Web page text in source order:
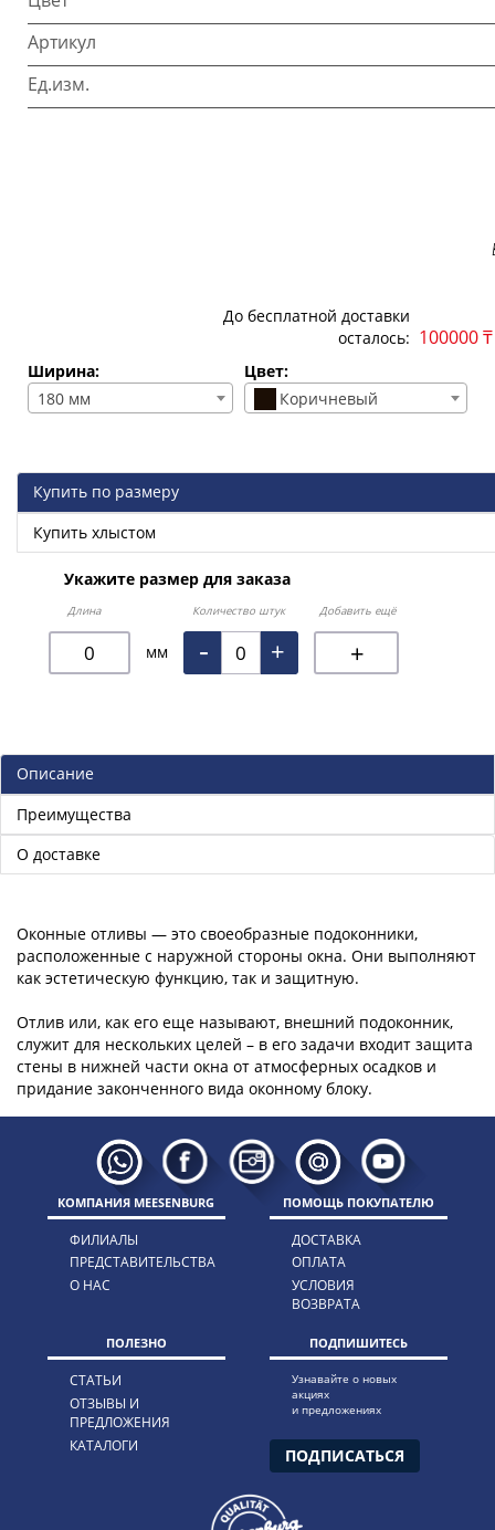
Артикул
Ед.изм.
До бесплатной доставки
осталось: 100000 ₸
Ширина:
180 мм
Цвет:
Коричневый
Купить по размеру
Купить хлыстом
Укажите размер для заказа
Длина Количество штук Добавить ещё
мм - + +
Описание
Преимущества
О доставке
Оконные отливы — это своеобразные подоконники,
расположенные с наружной стороны окна. Они выполняют
как эстетическую функцию, так и защитную.
Отлив или, как его еще называют, внешний подоконник,
служит для нескольких целей – в его задачи входит защита
стены в нижней части окна от атмосферных осадков и
КОМПАНИЯ MEESENBURG
ФИЛИАЛЫ
ПРЕДСТАВИТЕЛЬСТВА
О НАС
ПОМОЩЬ ПОКУПАТЕЛЮ
ДОСТАВКА
ОПЛАТА
УСЛОВИЯ
ВОЗВРАТА
ПОЛЕЗНО
СТАТЬИ
ОТЗЫВЫ И
ПРЕДЛОЖЕНИЯ
КАТАЛОГИ
ПОДПИШИТЕСЬ
Узнавайте о новых
акциях
и предложениях
ПОДПИСАТЬСЯ